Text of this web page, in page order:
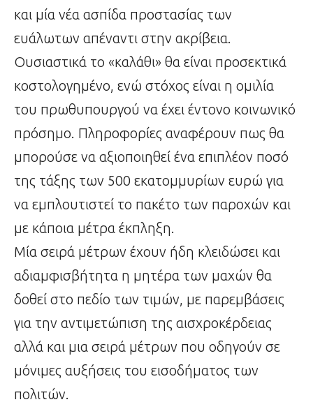
και μία νέα ασπίδα προστασίας των
ευάλωτων απέναντι στην ακρίβεια.
Ουσιαστικά το «καλάθι» θα είναι προσεκτικά
κοστολογημένο, ενώ στόχος είναι η ομιλία
του πρωθυπουργού να έχει έντονο κοινωνικό
πρόσημο. Πληροφορίες αναφέρουν πως θα
μπορούσε να αξιοποιηθεί ένα επιπλέον ποσό
της τάξης των 500 εκατομμυρίων ευρώ για
να εμπλουτιστεί το πακέτο των παροχών και
με κάποια μέτρα έκπληξη.
Μία σειρά μέτρων έχουν ήδη κλειδώσει και
αδιαμφισβήτητα η μητέρα των μαχών θα
δοθεί στο πεδίο των τιμών, με παρεμβάσεις
για την αντιμετώπιση της αισχροκέρδειας
αλλά και μια σειρά μέτρων που οδηγούν σε
μόνιμες αυξήσεις του εισοδήματος των
πολιτών.